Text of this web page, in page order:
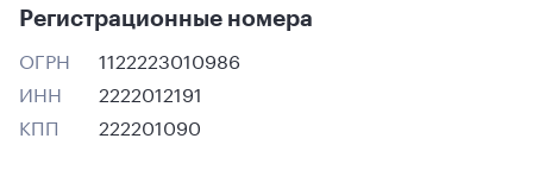
Регистрационные номера
ОГРН
1122223010986
ИНН
2222012191
КПП
222201090